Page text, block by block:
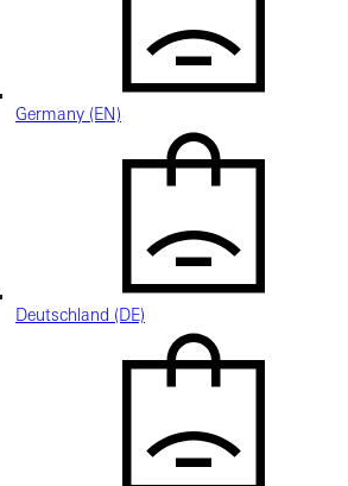
Germany (EN)
Deutschland (DE)